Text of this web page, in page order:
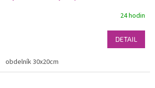
24 hodin
DETAIL
obdelník 30x20cm